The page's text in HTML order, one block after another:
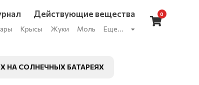
Действующие вещества
Крысы Жуки Моль Еще...
0
НА СОЛНЕЧНЫХ БАТАРЕЯХ